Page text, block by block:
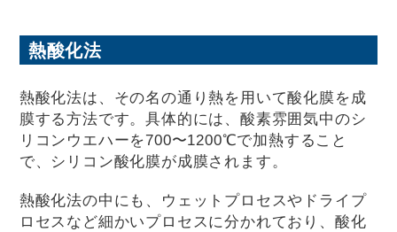
熱酸化法
熱酸化法は、その名の通り熱を用いて酸化膜を成
膜する方法です。具体的には、酸素雰囲気中のシ
リコンウエハーを700〜1200℃で加熱すること
で、シリコン酸化膜が成膜されます。
熱酸化法の中にも、ウェットプロセスやドライプ
ロセスなど細かいプロセスに分かれており、酸化